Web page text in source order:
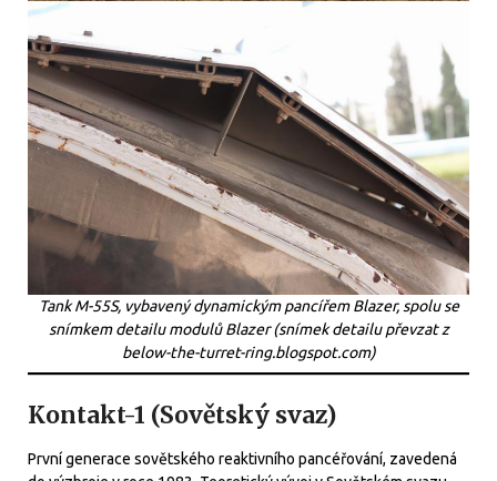
Tank M-55S, vybavený dynamickým pancířem Blazer, spolu se
snímkem detailu modulů Blazer (snímek detailu převzat z
below-the-turret-ring.blogspot.com)
Kontakt-1 (Sovětský svaz)
První generace sovětského reaktivního pancéřování, zavedená